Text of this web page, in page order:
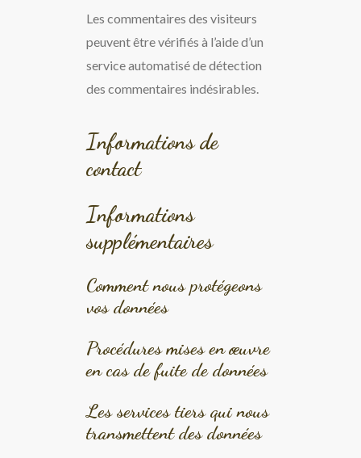
Les commentaires des visiteurs
peuvent être vérifiés à l’aide d’un
service automatisé de détection
des commentaires indésirables.
Informations de
contact
Informations
supplémentaires
Comment nous protégeons
vos données
Procédures mises en œuvre
en cas de fuite de données
Les services tiers qui nous
transmettent des données